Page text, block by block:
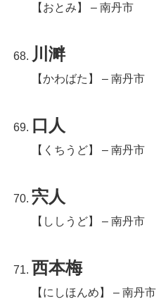
【おとみ】 – 南丹市
川溿
【かわばた】 – 南丹市
口人
【くちうど】 – 南丹市
宍人
【ししうど】 – 南丹市
西本梅
【にしほんめ】 – 南丹市